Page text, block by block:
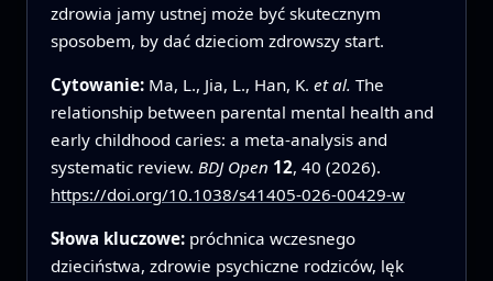
zdrowia jamy ustnej może być skutecznym
sposobem, by dać dzieciom zdrowszy start.
Cytowanie: Ma, L., Jia, L., Han, K. et al. The
relationship between parental mental health and
early childhood caries: a meta-analysis and
systematic review. BDJ Open 12, 40 (2026).
https://doi.org/10.1038/s41405-026-00429-w
Słowa kluczowe: próchnica wczesnego
dzieciństwa, zdrowie psychiczne rodziców, lęk